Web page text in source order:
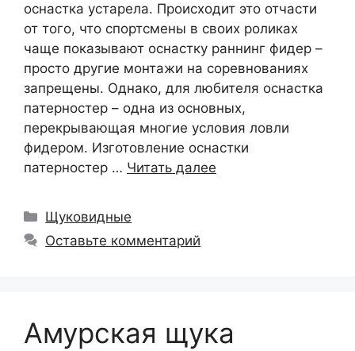
оснастка устарела. Происходит это отчасти
от того, что спортсмены в своих роликах
чаще показывают оснастку раннинг фидер –
просто другие монтажи на соревнованиях
запрещены. Однако, для любителя оснастка
патерностер – одна из основных,
перекрывающая многие условия ловли
фидером. Изготовление оснастки
патерностер … Читать далее
Рубрики
Щуковидные
Оставьте комментарий
Амурская щука